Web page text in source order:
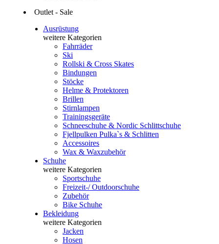
Outlet - Sale
Ausrüstung
weitere Kategorien
Fahrräder
Ski
Rollski & Cross Skates
Bindungen
Stöcke
Helme & Protektoren
Brillen
Stirnlampen
Trainingsgeräte
Schneeschuhe & Nordic Schlittschuhe
Fjellpulken Pulka`s & Schlitten
Accessoires
Wax & Waxzubehör
Schuhe
weitere Kategorien
Sportschuhe
Freizeit-/ Outdoorschuhe
Zubehör
Bike Schuhe
Bekleidung
weitere Kategorien
Jacken
Hosen